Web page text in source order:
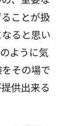
ことが扱
ると思い
ように気
その場で
供出来る